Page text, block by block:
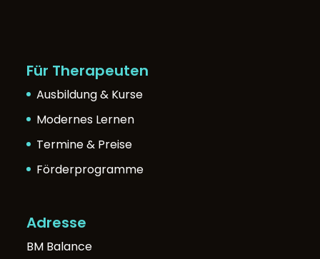
Für Therapeuten
Ausbildung & Kurse
Modernes Lernen
Termine & Preise
Förderprogramme
Adresse
BM Balance